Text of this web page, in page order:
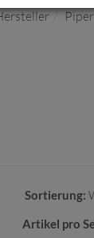
Piper
Sortierung:
Artikel pro